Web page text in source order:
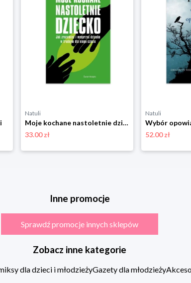
Natuli
Moje kochane nastoletnie dziecko Świat książki
33.00 zł
Natuli
52.00 zł
Inne promocje
Sprawdź promocje innych sklepów
Zobacz inne kategorie
dla dzieci i młodzieżyGazety dla młodzieży